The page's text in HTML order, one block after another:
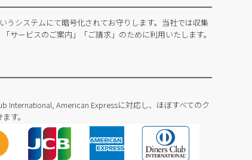
うシステムにて暗号化されてお守りします。当社では収集
サービスのご案内」「ご請求」のために利用いたします。
International, American Expressに対応し、ほぼすべてのク
す。